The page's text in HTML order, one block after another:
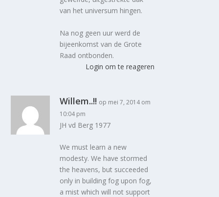
van het universum hingen.
Na nog geen uur werd de
bijeenkomst van de Grote
Raad ontbonden.
Login om te reageren
Willem..!! op mei 7, 2014 om
10:04 pm
JH vd Berg 1977
We must learn a new
modesty. We have stormed
the heavens, but succeeded
only in building fog upon fog,
a mist which will not support